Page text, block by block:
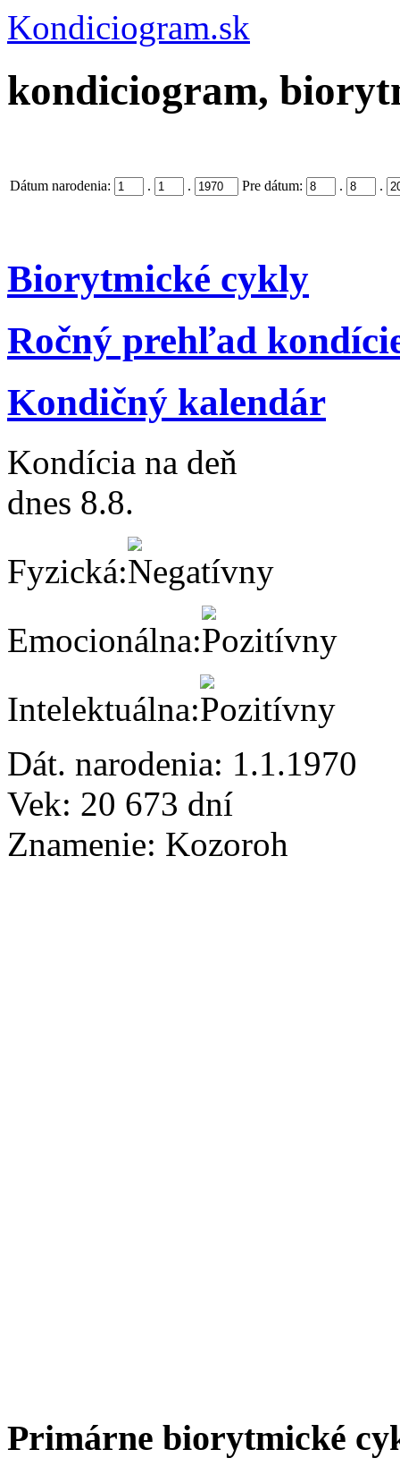
Kondiciogram.sk
kondiciogram,
Dátum narodenia: . . Pre dátum: . .
Biorytmické cykly
Ročný prehľad
Kondičný kalendár
Kondícia na deň
dnes 8.8.
Fyzická:
Emocionálna:
Intelektuálna:
Dát. narodenia: 1.1.1970
Vek: 20 673 dní
Znamenie: Kozoroh
Primárne biorytmické